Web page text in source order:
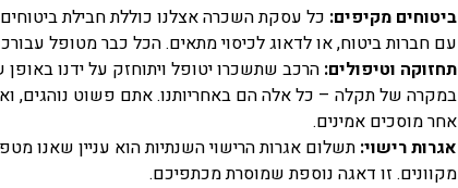
ביטוחים מקיפים: כל עסקת השכרה אצלנו כוללת חבילת
עם חברות ביטוח, או לדאוג לכיסוי מתאים. הכל כבר מטופל
תחזוקה וטיפולים: הרכב שתשכרו יטופל ויתוחזק על ידנו
במקרה של תקלה – כל אלה הם באחריותנו. אתם פשוט נוהגים,
אחר מוסכים אמינים.
אגרות רישוי: תשלום אגרות הרישוי השנתיות הוא עניין שאנו
מקוונים. זו דאגה נוספת שמוסרת מכתפיכם.